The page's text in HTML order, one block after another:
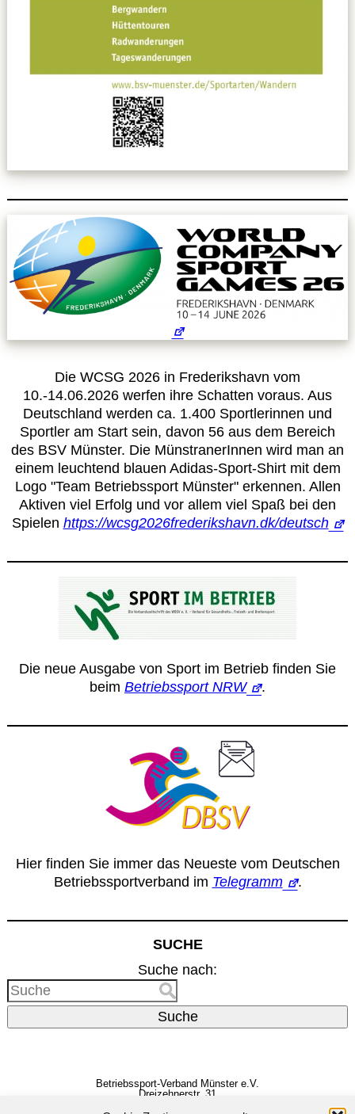
Betriebssportiade
Die WCSG 2026 in Frederikshavn vom
10.-14.06.2026 werfen ihre Schatten voraus. Aus
Deutschland werden ca. 1.400 Sportlerinnen und
Sportler am Start sein, davon 56 aus dem Bereich
des BSV Münster. Die MünstranerInnen wird man an
einem leuchtend blauen Adidas-Sport-Shirt mit dem
Logo "Team Betriebssport Münster" erkennen. Allen
Aktiven viel Erfolg und vor allem viel Spaß bei den
Spielen https://wcsg2026frederikshavn.dk/deutsch
Die neue Ausgabe von Sport im Betrieb finden Sie
beim Betriebssport NRW .
Hier finden Sie immer das Neueste vom Deutschen
Betriebssportverband im Telegramm .
SUCHE
Suche nach:
Suche
Betriebssport-Verband Münster e.V.
Dreizehnerstr. 31